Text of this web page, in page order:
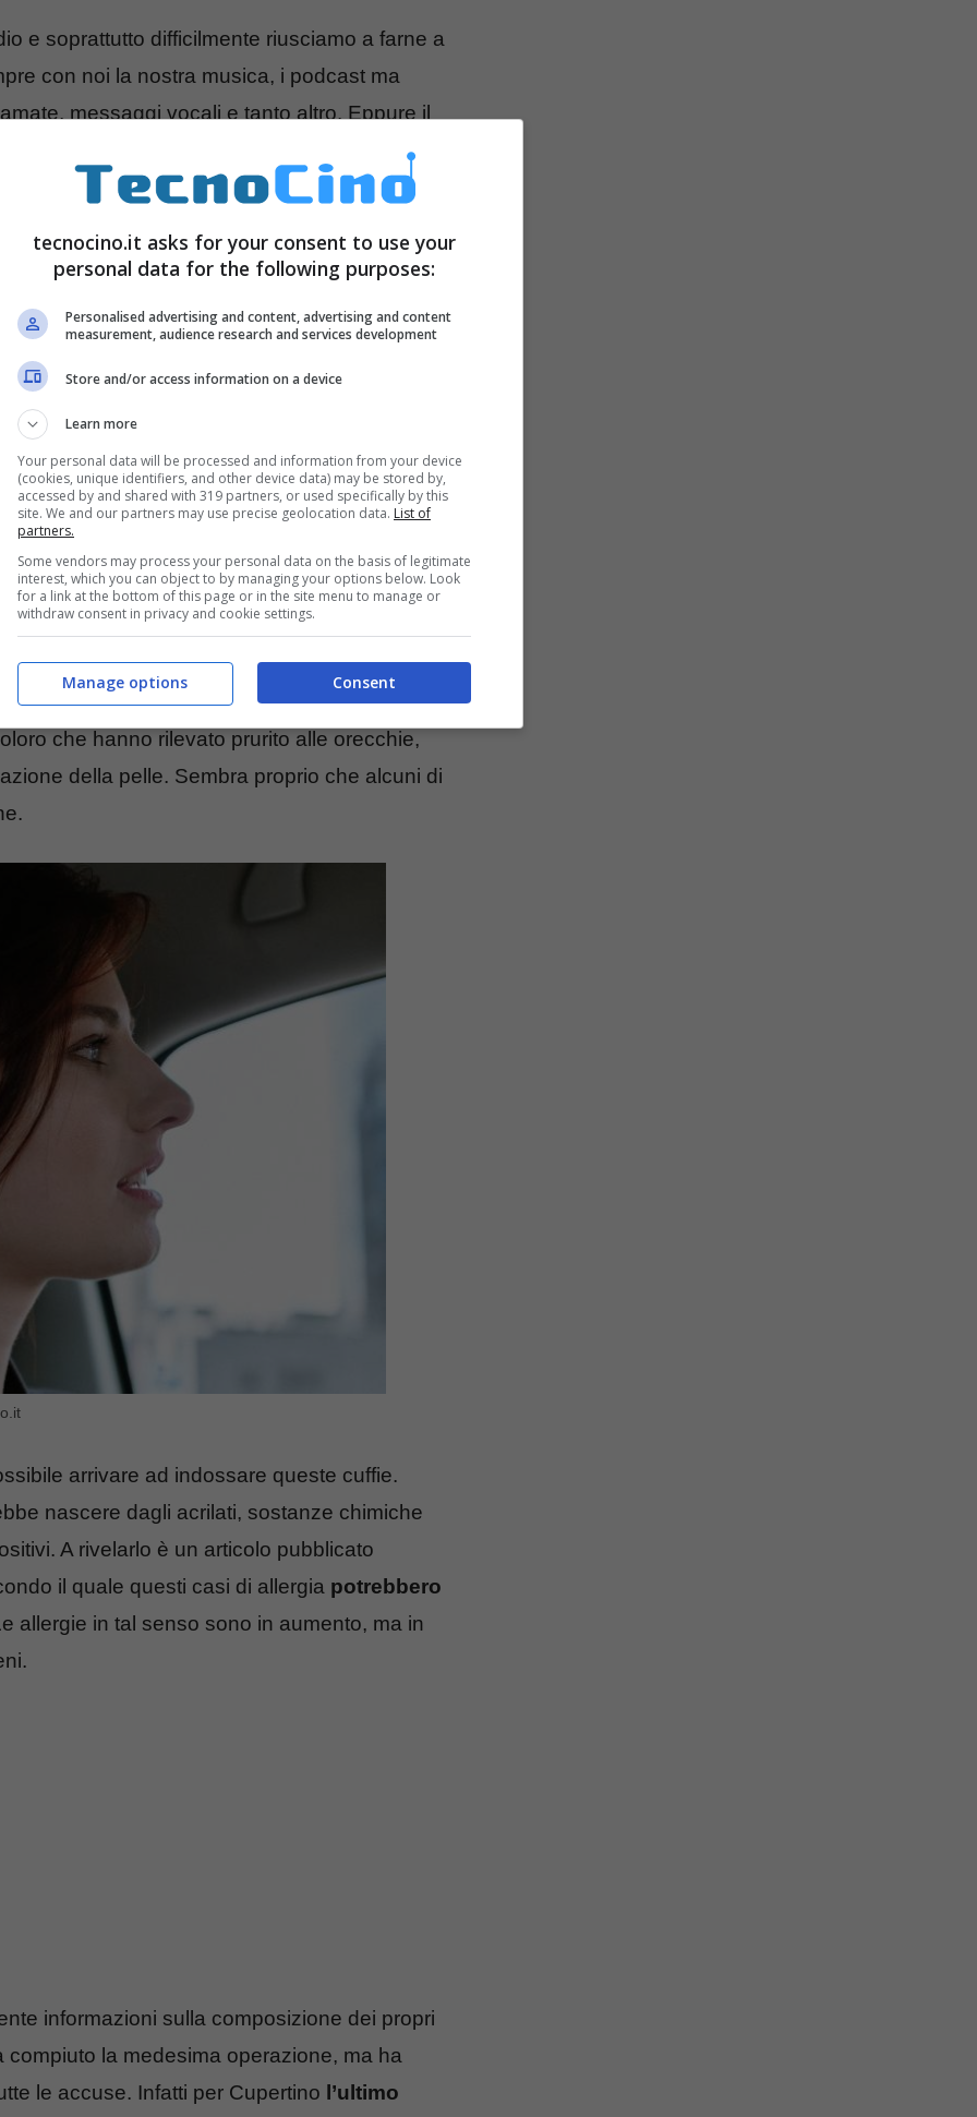
e soprattutto difficilmente riusciamo a farne a
con noi la nostra musica, i podcast ma
messaggi vocali e tanto altro. Eppure il
si è moltiplicato nel corso degli anni e sono
allergie che possono provocare.
l’accusa: la risposta della
la rivista francese 60 Millions de
le denunce dei consumatori ai danni
che hanno rilevato prurito alle orecchie,
della pelle. Sembra proprio che alcuni di
arrivare ad indossare queste cuffie.
nascere dagli acrilati, sostanze chimiche
A rivelarlo è un articolo pubblicato
il quale questi casi di allergia potrebbero
allergie in tal senso sono in aumento, ma in
informazioni sulla composizione dei propri
compiuto la medesima operazione, ma ha
le accuse. Infatti per Cupertino l’ultimo
tecnocino.it asks for your consent to use your
personal data for the following purposes:
Personalised advertising and content, advertising and content
measurement, audience research and services development
Store and/or access information on a device
Learn more
Your personal data will be processed and information from your device
(cookies, unique identifiers, and other device data) may be stored by,
accessed by and shared with 319 partners, or used specifically by this
site. We and our partners may use precise geolocation data. List of
partners.
Some vendors may process your personal data on the basis of legitimate
interest, which you can object to by managing your options below. Look
for a link at the bottom of this page or in the site menu to manage or
withdraw consent in privacy and cookie settings.
Consent
Manage options